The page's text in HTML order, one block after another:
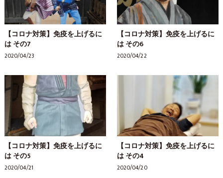
【コロナ対策】免疫を上げるに
は その7
2020/04/23
【コロナ対策】免疫を上げるに
は その6
2020/04/22
【コロナ対策】免疫を上げるに
は その5
2020/04/21
【コロナ対策】免疫を上げるに
は その4
2020/04/20